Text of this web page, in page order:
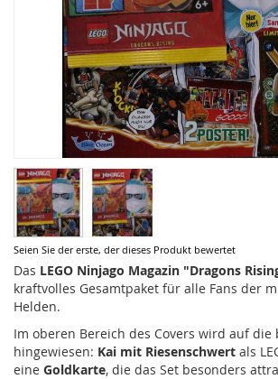
Seien Sie der erste, der dieses Produkt bewertet
Das LEGO Ninjago Magazin "Dragons
kraftvolles Gesamtpaket für alle Fans der
Helden.
Im oberen Bereich des Covers wird auf die
hingewiesen: Kai mit Riesenschwert als
eine Goldkarte, die das Set besonders
Zum
Anfang
der
Bildergalerie